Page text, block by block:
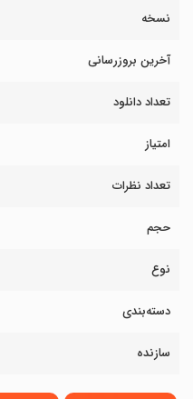
نسخه
آخرین بروزرسانی
تعداد دانلود
امتیاز
تعداد نظرات
حجم
نوع
دسته‌بندی
سازنده